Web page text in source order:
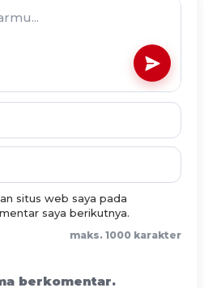
situs web saya pada
saya berikutnya.
maks. 1000 karakter
berkomentar.